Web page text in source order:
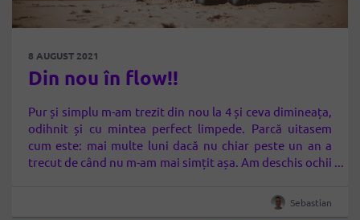
8 AUGUST 2021
Din nou în flow!!
Pur și simplu m-am trezit din nou la 4 și ceva dimineața,
odihnit și cu mintea perfect limpede. Parcă uitasem
cum este: mai multe luni dacă nu chiar peste un an a
trecut de când nu m-am mai simțit așa. Am deschis ochii
Sebastian